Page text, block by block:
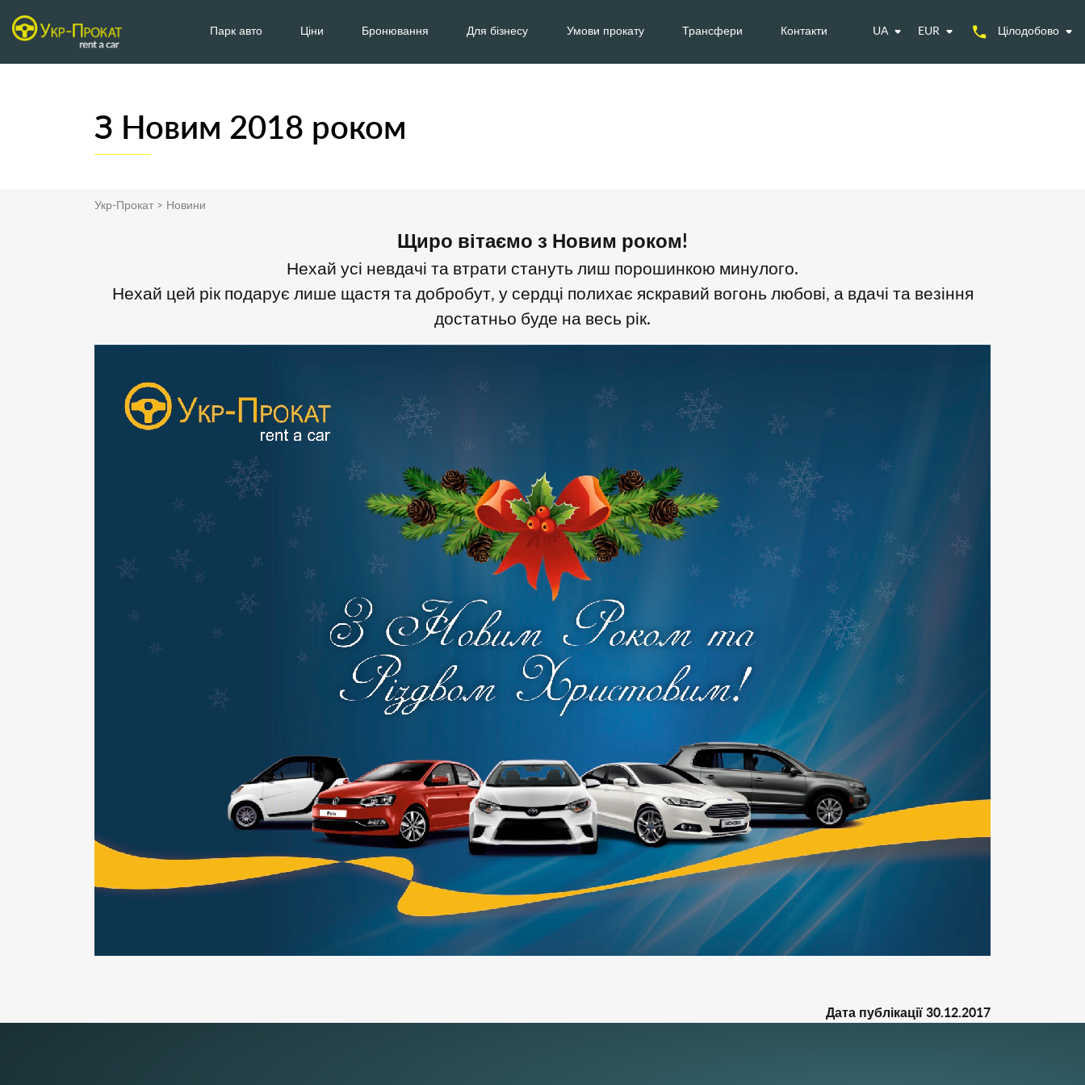
Парк авто Ціни Бронювання Для бізнесу Умови прокату Трансфери Контакти UA EUR Цілодобово
З Новим 2018 роком
Укр-Прокат > Новини
Щиро вітаємо з Новим роком!
Нехай усі невдачі та втрати стануть лиш порошинкою минулого.
Нехай цей рік подарує лише щастя та добробут, у сердці полихає яскравий вогонь любові, а вдачі та везіння
достатньо буде на весь рік.
Дата публікації 30.12.2017